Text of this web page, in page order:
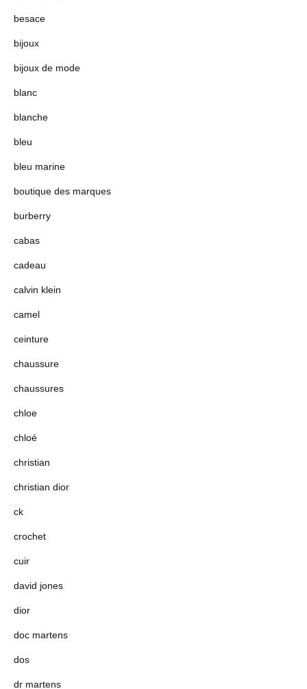
besace
bijoux
bijoux de mode
blanc
blanche
bleu
bleu marine
boutique des marques
burberry
cabas
cadeau
calvin klein
camel
ceinture
chaussure
chaussures
chloe
chloé
christian
christian dior
ck
crochet
cuir
david jones
dior
doc martens
dos
dr martens